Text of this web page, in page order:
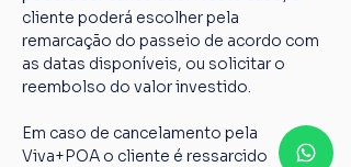
cliente poderá escolher pela
remarcação do passeio de acordo com
as datas disponíveis, ou solicitar o
reembolso do valor investido.
Em caso de cancelamento pela
Viva+POA o cliente é ressarcido